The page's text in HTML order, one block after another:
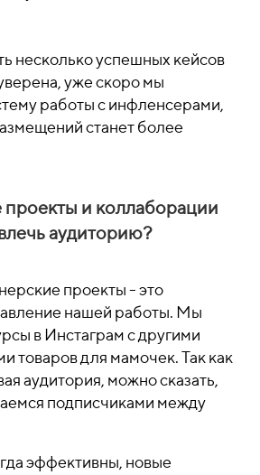
несколько успешных кейсов
уже скоро мы
работы с инфленсерами,
станет более
и коллаборации
аудиторию?
проекты - это
нашей работы. Мы
в Инстаграм с другими
товаров для мамочек. Так как
аудитория, можно сказать,
подписчиками между
эффективны, новые